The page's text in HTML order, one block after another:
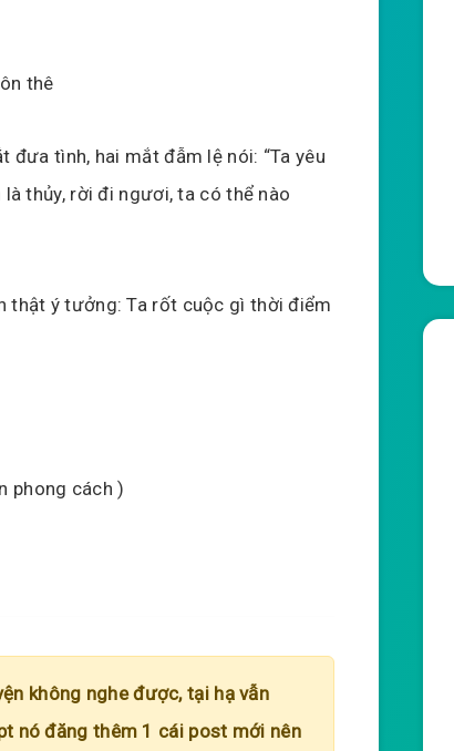
thê
đưa tình, hai mắt đẫm lệ nói: “Ta yêu
thủy, rời đi ngươi, ta có thể nào
thật ý tưởng: Ta rốt cuộc gì thời điểm
phong cách )
không nghe được, tại hạ vẫn
nó đăng thêm 1 cái post mới nên